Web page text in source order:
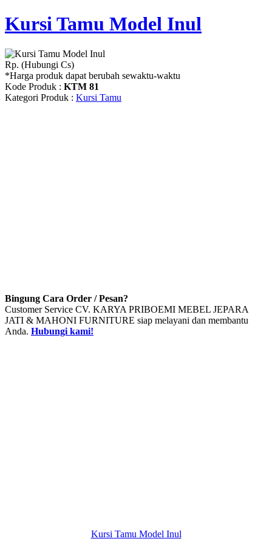
Kursi Tamu Model Inul
Rp. (Hubungi Cs)
*Harga produk dapat berubah sewaktu-waktu
Kode Produk : KTM 81
Kategori Produk : Kursi Tamu
Bingung Cara Order / Pesan?
Customer Service CV. KARYA PRIBOEMI MEBEL JEPARA
JATI & MAHONI FURNITURE siap melayani dan membantu
Anda. Hubungi kami!
Kursi Tamu Model Inul